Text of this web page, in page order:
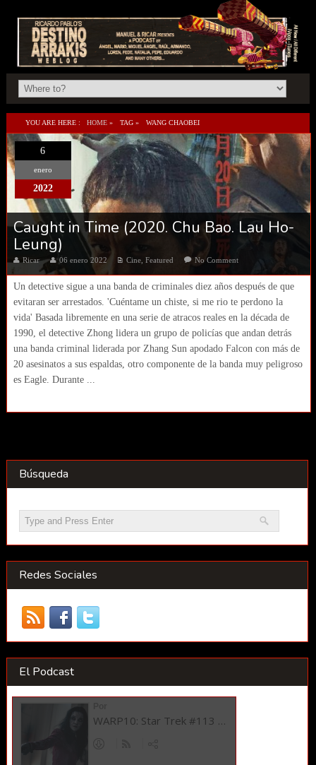
YOU ARE HERE : HOME » TAG » WANG CHAOBEI
6
enero
2022
Caught in Time (2020. Chu Bao. Lau Ho-
Leung)
Ricar 06 enero 2022 Cine, Featured No Comment
Un detective sigue a una banda de criminales diez años después de que
evitaran ser arrestados. 'Cuéntame un chiste, si me rio te perdono la
vida' Basada libremente en una serie de atracos reales en la década de
1990, el detective Zhong lidera un grupo de policías que andan detrás
una banda criminal liderada por Zhang Sun apodado Falcon con más de
20 asesinatos a sus espaldas, otro componente de la banda muy peligroso
es Eagle. Durante ...
Búsqueda
Redes Sociales
El Podcast